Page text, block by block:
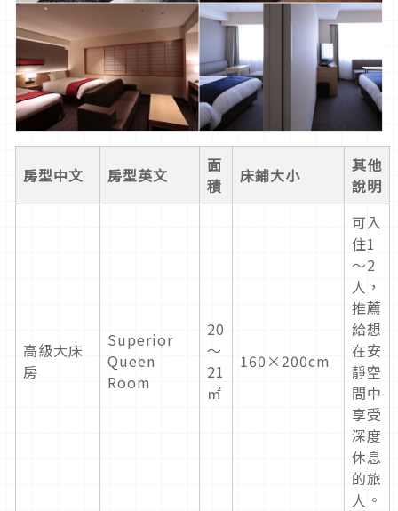
房型中文 房型英文
面
積
床鋪大小
其他
說明
高級大床
房
Superior
Queen
Room
20
～
21
㎡
160×200cm
可入
住1
～2
人，
推薦
給想
在安
靜空
間中
享受
深度
休息
的旅
人。